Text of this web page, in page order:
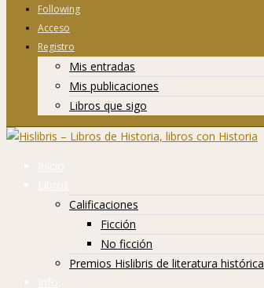
Following
Acceso
Registro
Mis entradas
Mis publicaciones
Libros que sigo
Inicio
Libros
Calificaciones
Ficción
No ficción
Premios Hislibris de literatura histórica
Info